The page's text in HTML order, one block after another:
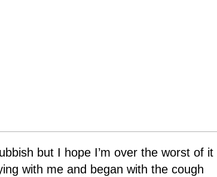
but I hope I’m over the worst of it
with me and began with the cough